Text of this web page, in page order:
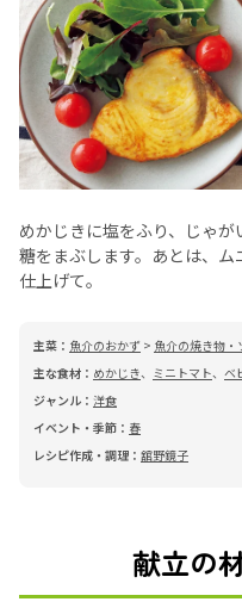
めかじきに塩をふり、じゃ
糖をまぶします。あとは、
仕上げて。
主菜： 魚介のおかず > 魚介の焼き物・
主な食材： めかじき、 ミニトマト、 ベ
ジャンル： 洋食
イベント・季節： 春
レシピ作成・調理： 舘野鏡子
献立の